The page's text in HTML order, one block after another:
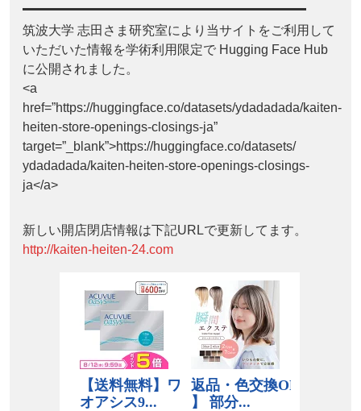
筑波大学 志田さま研究室により当サイトをご利用して
いただいた情報を学術利用限定で Hugging Face Hub
に公開されました。
<a
href=”https://huggingface.co/datasets/ydadadada/kaiten-
heiten-store-openings-closings-ja”
target=”_blank”>https://huggingface.co/datasets/
ydadadada/kaiten-heiten-store-openings-closings-
ja</a>
新しい開店閉店情報は下記URLで更新してます。
http://kaiten-heiten-24.com